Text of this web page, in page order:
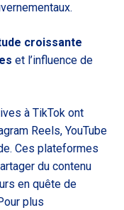
croissante
et l’influence de
à TikTok ont
Reels, YouTube
Ces plateformes
du contenu
en quête de
plus